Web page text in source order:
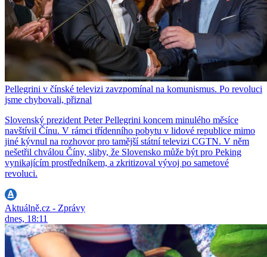
Pellegrini v čínské televizi zavzpomínal na komunismus. Po revoluci
jsme chybovali, přiznal
Slovenský prezident Peter Pellegrini koncem minulého měsíce
navštívil Čínu. V rámci třídenního pobytu v lidové republice mimo
jiné kývnul na rozhovor pro tamější státní televizi CGTN. V něm
nešetřil chválou Číny, sliby, že Slovensko může být pro Peking
vynikajícím prostředníkem, a zkritizoval vývoj po sametové
revoluci.
Aktuálně.cz - Zprávy
dnes, 18:11